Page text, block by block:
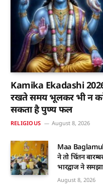
Kamika Ekadashi
रखते समय भूलकर भी न करें
सकता है पुण्य फल
RELIGIOUS August 8, 2026
Maa
ने तो चिंतन
भारद्वाज ने
August 8, 2026